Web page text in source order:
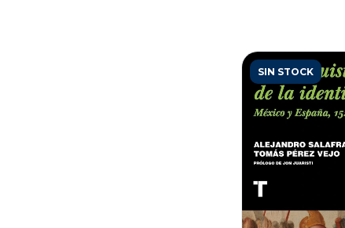
SIN STOCK